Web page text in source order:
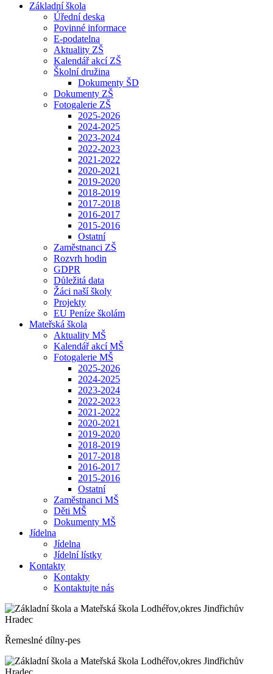
Základní škola
Úřední deska
Povinné informace
E-podatelna
Aktuality ZŠ
Kalendář akcí ZŠ
Školní družina
Dokumenty ŠD
Dokumenty ZŠ
Fotogalerie ZŠ
2025-2026
2024-2025
2023-2024
2022-2023
2021-2022
2020-2021
2019-2020
2018-2019
2017-2018
2016-2017
2015-2016
Ostatní
Zaměstnanci ZŠ
Rozvrh hodin
GDPR
Důležitá data
Žáci naší školy
Projekty
EU Peníze školám
Mateřská škola
Aktuality MŠ
Kalendář akcí MŠ
Fotogalerie MŠ
2025-2026
2024-2025
2023-2024
2022-2023
2021-2022
2020-2021
2019-2020
2018-2019
2017-2018
2016-2017
2015-2016
Ostatní
Zaměstnanci MŠ
Děti MŠ
Dokumenty MŠ
Jídelna
Jídelna
Jídelní lístky
Kontakty
Kontakty
Kontaktujte nás
Řemeslné dílny-pes